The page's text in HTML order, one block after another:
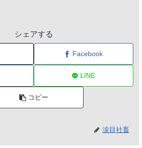
シェアする
Facebook
LINE
コピー
涙目社畜